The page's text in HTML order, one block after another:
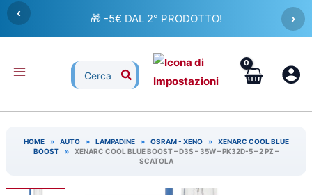
Vai
contenuto
‹ 🎁 -5€ DAL 2° PRODOTTO! ›
Ricerca
per:
HOME » AUTO » LAMPADINE » OSRAM - XENO »
XENARC COOL BLUE
BOOST
»
XENARC COOL BLUE BOOST – D3S – 35W – PK32D-5 – 2 PZ –
SCATOLA